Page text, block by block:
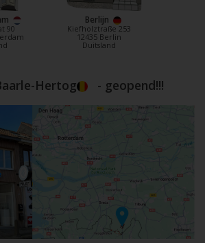
90
Berlijn
Kiefholztraße 253
12435 Berlin
Duitsland
Hertog - geopend!!!